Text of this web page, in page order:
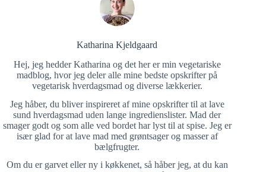
Katharina Kjeldgaard
Hej, jeg hedder Katharina og det her er min vegetariske
madblog, hvor jeg deler alle mine bedste opskrifter på
vegetarisk hverdagsmad og diverse lækkerier.
Jeg håber, du bliver inspireret af mine opskrifter til at lave
sund hverdagsmad uden lange ingredienslister. Mad der
smager godt og som alle ved bordet har lyst til at spise. Jeg er
især glad for at lave mad med grøntsager og masser af
bælgfrugter.
Om du er garvet eller ny i køkkenet, så håber jeg, at du kan